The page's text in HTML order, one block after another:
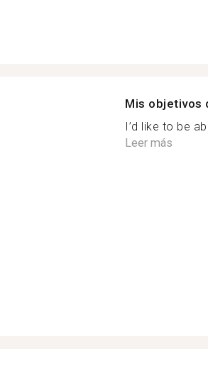
Mis objetivos
I’d like to be
Leer más